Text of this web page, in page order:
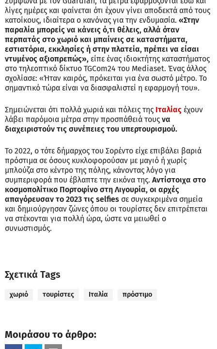
λίγες ημέρες και φαίνεται ότι έχουν γίνει αποδεκτά από τους
κατοίκους, ιδιαίτερα ο κανόνας για την ενδυμασία. «Στην
παραλία μπορείς να κάνεις ό,τι θέλεις, αλλά όταν
περπατάς στο χωριό και μπαίνεις σε καταστήματα,
εστιατόρια, εκκλησίες ή στην πλατεία, πρέπει να είσαι
ντυμένος αξιοπρεπώς», είπε ένας ιδιοκτήτης καταστήματος
στο τηλεοπτικό δίκτυο TGCom24 του Mediaset. Ένας άλλος
σχολίασε: «Ήταν καιρός, πρόκειται για ένα σωστό μέτρο. Το
σημαντικό τώρα είναι να διασφαλιστεί η εφαρμογή του».
Σημειώνεται ότι πολλά χωριά και πόλεις της Ιταλίας έχουν
λάβει παρόμοια μέτρα στην προσπάθειά τους να
διαχειριστούν τις συνέπειες του υπερτουρισμού.
Το 2022, ο τότε δήμαρχος του Σορέντο είχε επιβάλει βαριά
πρόστιμα σε όσους κυκλοφορούσαν με μαγιό ή χωρίς
μπλούζα στο κέντρο της πόλης, κάνοντας λόγο για
συμπεριφορά που έβλαπτε την εικόνα της. Αντίστοιχα στο
κοσμοπολίτικο Πορτοφίνο στη Λιγουρία, οι αρχές
απαγόρευσαν το 2023 τις selfies σε συγκεκριμένα σημεία
και δημιούργησαν ζώνες όπου οι τουρίστες δεν επιτρέπεται
να στέκονται για πολλή ώρα, ώστε να μειωθεί ο
συνωστισμός.
Σχετικά Tags
χωριό τουρίστες Ιταλία πρόστιμο
Μοιράσου το άρθρο: